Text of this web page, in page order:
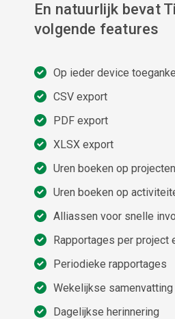
En natuurlijk bevat
volgende features
Op ieder device
CSV export
PDF export
XLSX export
Uren boeken op projecten
Uren boeken op
Alliassen voor snelle
Rapportages per project
Periodieke rapportages
Wekelijkse samenvatting
Dagelijkse herinnering